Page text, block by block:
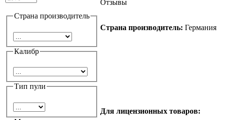
Страна производитель
Калибр
Тип пули
Отзывы
Страна производитель: Германия
Для лицензионных товаров: